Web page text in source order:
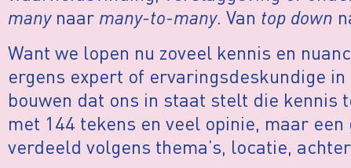
manynaar many-to-many. Van top down
Want we lopen nu zoveel kennis en
ergens expert of ervaringsdeskundige
bouwen dat ons in staat stelt die kennis
met 144 tekens en veel opinie, maar
verdeeld volgens thema’s, locatie,